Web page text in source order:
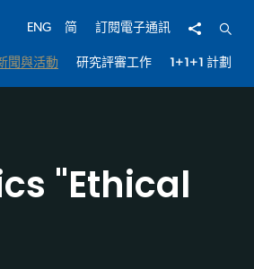
ENG 简 訂閱電子通訊 分享 開啟
聞與活動 研究評審工作 1+1+1 計劃
"Ethical